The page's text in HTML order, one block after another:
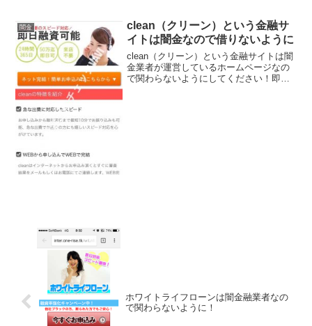
闇金
clean（クリーン）という金融サ
イトは闇金なので借りないように
clean（クリーン）という金融サイトは闇
金業者が運営しているホームページなの
で関わらないようにしてください！即日
ホワイトライフローンは闇金融業者なの
で関わらないように！